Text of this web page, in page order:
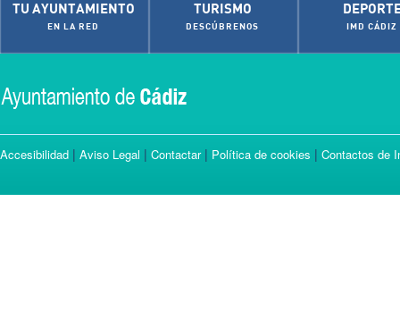
TU AYUNTAMIENTO
EN LA RED
TURISMO
DESCÚBRENOS IMD CÁDIZ
Accesibilidad | Aviso Legal | Contactar| Política de cookies | Contactos de